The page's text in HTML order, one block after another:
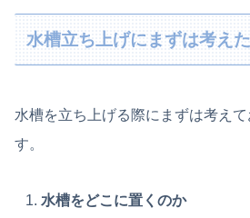
水槽立ち上げにまずは考え
水槽を立ち上げる際にまずは考え
す。
水槽をどこに置くのか